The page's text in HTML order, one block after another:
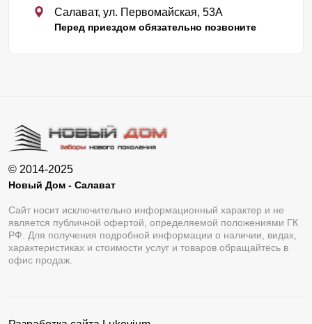
Салават, ул. Первомайская, 53А
Перед приездом обязательно позвоните
© 2014-2025
Новый Дом - Салават
Сайт носит исключительно информационный характер и не
является публичной офертой, определяемой положениями ГК
РФ. Для получения подробной информации о наличии, видах,
характеристиках и стоимости услуг и товаров обращайтесь в
офис продаж.